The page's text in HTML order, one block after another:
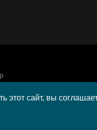
сайт, вы